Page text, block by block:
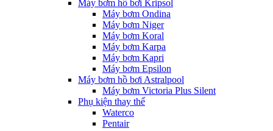
Máy bơm hồ bơi Kripsol
Máy bơm Ondina
Máy bơm Niger
Máy bơm Koral
Máy bơm Karpa
Máy bơm Kapri
Máy bơm Epsilon
Máy bơm hồ bơi Astralpool
Máy bơm Victoria Plus Silent
Phụ kiện thay thế
Waterco
Pentair